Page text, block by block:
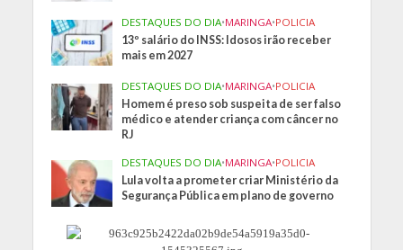
DESTAQUES DO DIA•MARINGA•POLICIA
13º salário do INSS: Idosos irão receber
mais em 2027
DESTAQUES DO DIA•MARINGA•POLICIA
Homem é preso sob suspeita de ser falso
médico e atender criança com câncer no
RJ
DESTAQUES DO DIA•MARINGA•POLICIA
Lula volta a prometer criar Ministério da
Segurança Pública em plano de governo